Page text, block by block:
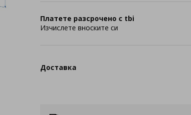
Платете разсрочено с tbi
Изчислете вноските си
Доставка